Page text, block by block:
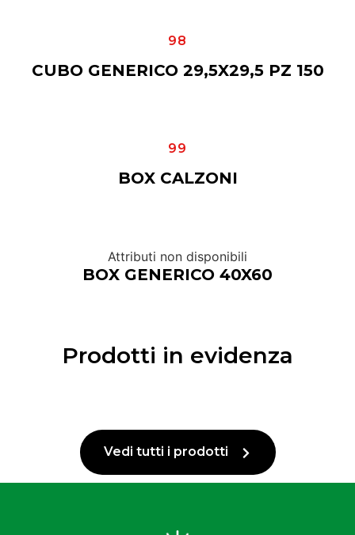
98
CUBO GENERICO 29,5X29,5 PZ 150
99
BOX CALZONI
Attributi non disponibili
BOX GENERICO 40X60
Prodotti in evidenza
Vedi tutti i prodotti